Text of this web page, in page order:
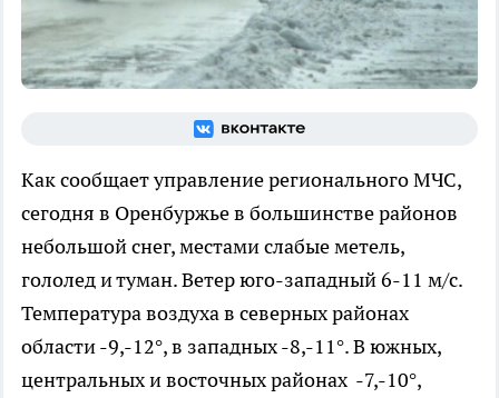
Как сообщает управление регионального МЧС,
сегодня в Оренбуржье в большинстве районов
небольшой снег, местами слабые метель,
гололед и туман. Ветер юго-западный 6-11 м/с.
Температура воздуха в северных районах
области -9,-12°, в западных -8,-11°. В южных,
центральных и восточных районах -7,-10°,